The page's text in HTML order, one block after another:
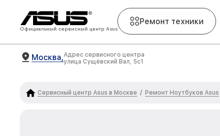
Официальный сервисный центр Asus
Ремонт техники
Москва,Адрес сервисного центра
улица Сущёвский Вал, 5с1
Сервисный центр Asus в Москве / Ремонт Ноутбуков Asus